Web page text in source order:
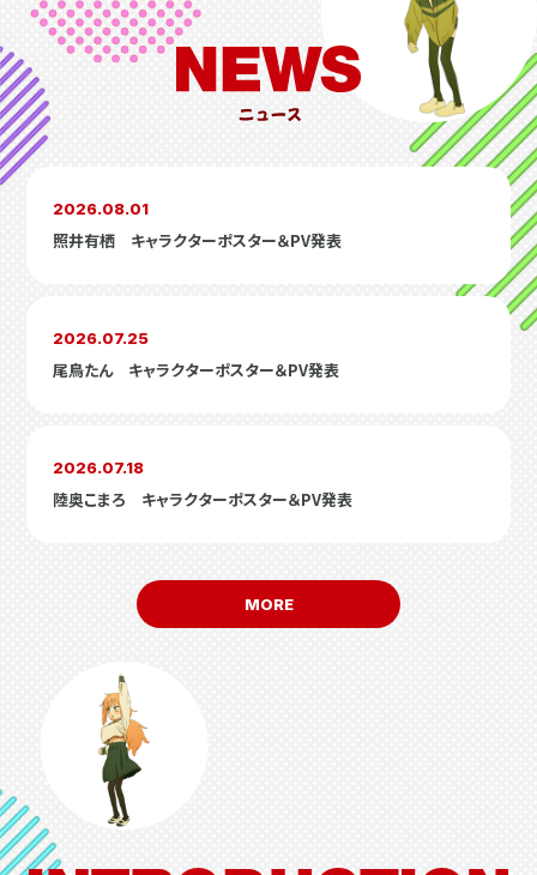
2026.08.01
照井有栖 キャラクターポスター＆PV発表
2026.07.25
尾鳥たん キャラクターポスター＆PV発表
2026.07.18
陸奥こまろ キャラクターポスター＆PV発表
MORE